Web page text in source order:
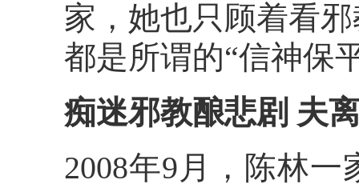
家，她也只顾着看
都是所谓的“信神保
痴迷邪教酿悲剧 夫
2008年9月，陈林